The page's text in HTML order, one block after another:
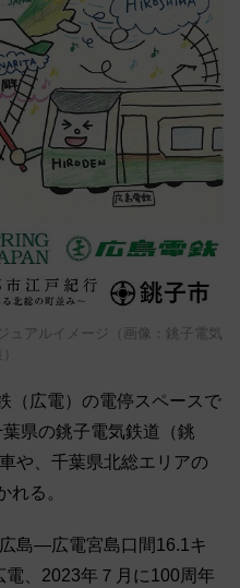
アルイメージ（画像：銚子電気
（広電）の電停スペースで
県の銚子電気鉄道（銚
や、千葉県北総エリアの
れる。
島―広電宮島口間16.1キ
、2023年７月に100周年